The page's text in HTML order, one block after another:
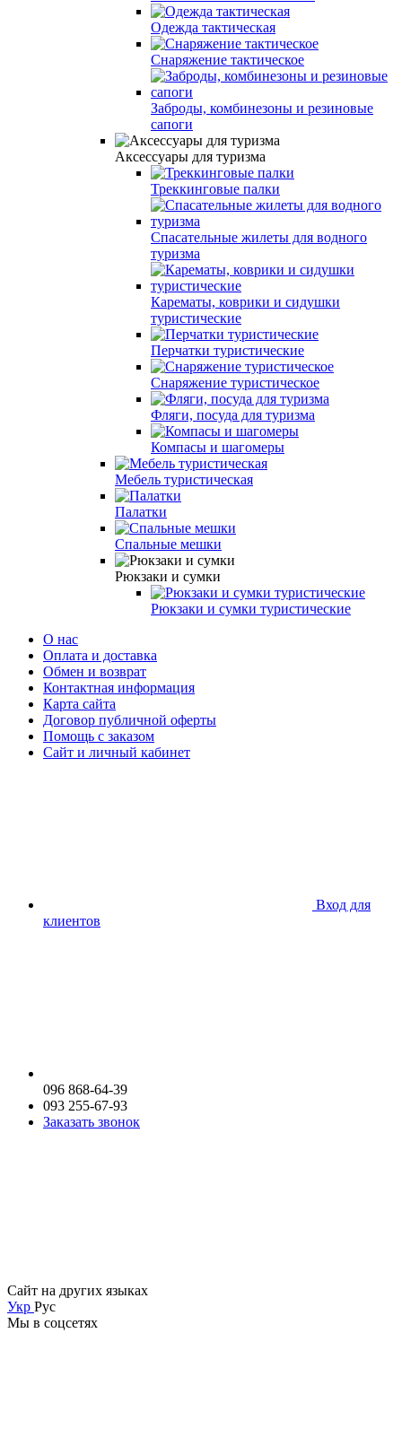
Одежда тактическая
Снаряжение тактическое
Заброды, комбинезоны и резиновые
сапоги
Аксессуары для туризма
Треккинговые палки
Спасательные жилеты для водного
туризма
Карематы, коврики и сидушки
туристические
Перчатки туристические
Снаряжение туристическое
Фляги, посуда для туризма
Компасы и шагомеры
Мебель туристическая
Палатки
Спальные мешки
Рюкзаки и сумки
Рюкзаки и сумки туристические
О нас
Оплата и доставка
Обмен и возврат
Контактная информация
Карта сайта
Договор публичной оферты
Помощь с заказом
Сайт и личный кабинет
Вход для
клиентов
096 868-64-39
093 255-67-93
Заказать звонок
Сайт на других языках
Укр Рус
Мы в соцсетях